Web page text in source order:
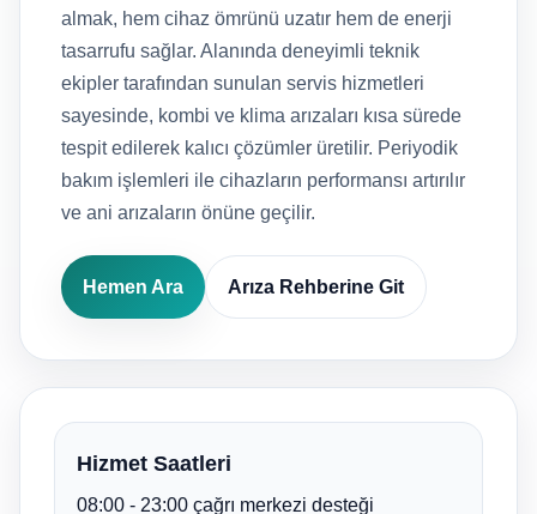
almak, hem cihaz ömrünü uzatır hem de enerji
tasarrufu sağlar. Alanında deneyimli teknik
ekipler tarafından sunulan servis hizmetleri
sayesinde, kombi ve klima arızaları kısa sürede
tespit edilerek kalıcı çözümler üretilir. Periyodik
bakım işlemleri ile cihazların performansı artırılır
ve ani arızaların önüne geçilir.
Hemen Ara Arıza Rehberine Git
Hizmet Saatleri
08:00 - 23:00 çağrı merkezi desteği